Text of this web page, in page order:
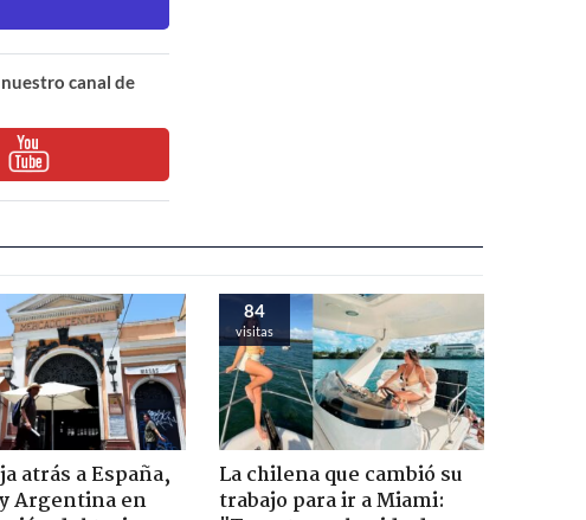
canal de
atrás a España,
Argentina en
84
visitas
La chilena que cambió su
trabajo para ir a Miami: